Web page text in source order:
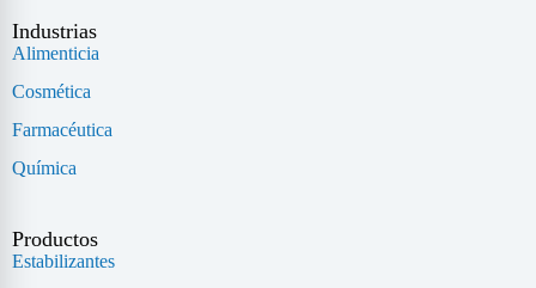
Industrias
Alimenticia
Cosmética
Farmacéutica
Química
Productos
Estabilizantes